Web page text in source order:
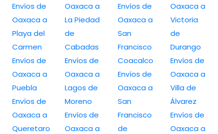
Envíos de
Oaxaca a
Playa del
Carmen
Envíos de
Oaxaca a
Puebla
Envíos de
Oaxaca a
Queretaro
Oaxaca a
La Piedad
de
Cabadas
Envíos de
Oaxaca a
Lagos de
Moreno
Envíos de
Oaxaca a
Envíos de
Oaxaca a
San
Francisco
Coacalco
Envíos de
Oaxaca a
San
Francisco
de
Oaxaca a
Victoria
de
Durango
Envíos de
Oaxaca a
Villa de
Álvarez
Envíos de
Oaxaca a